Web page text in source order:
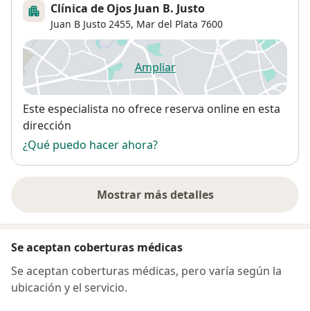
Clínica de Ojos Juan B. Justo
Juan B Justo 2455, Mar del Plata 7600
Ampliarse abre en una nueva
Disponibilidad
Este especialista no ofrece reserva online en esta
dirección
¿Qué puedo hacer ahora?
Mostrar más detalles
sobre la dirección
Se aceptan coberturas médicas
Se aceptan coberturas médicas, pero varía según la
ubicación y el servicio.